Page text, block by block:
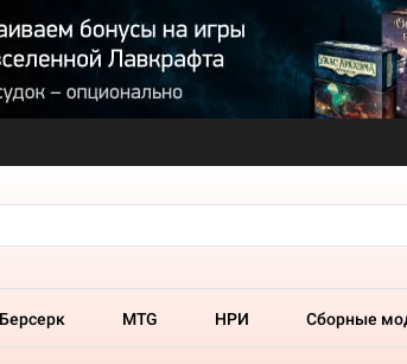
Берсерк MTG НРИ Сборные